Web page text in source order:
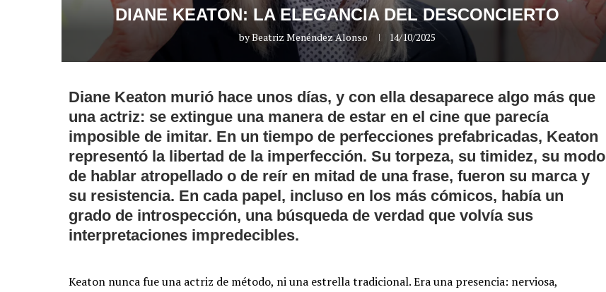
DIANE KEATON: LA ELEGANCIA DEL DESCONCIERTO
byBeatriz Menéndez Alonso 14/10/2025
Diane Keaton murió hace unos días, y con ella desaparece algo más que
una actriz: se extingue una manera de estar en el cine que parecía
imposible de imitar. En un tiempo de perfecciones prefabricadas, Keaton
representó la libertad de la imperfección. Su torpeza, su timidez, su modo
de hablar atropellado o de reír en mitad de una frase, fueron su marca y
su resistencia. En cada papel, incluso en los más cómicos, había un
grado de introspección, una búsqueda de verdad que volvía sus
interpretaciones impredecibles.
Keaton nunca fue una actriz de método, ni una estrella tradicional. Era una presencia: nerviosa,